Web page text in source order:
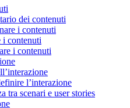
dei contenuti
i contenuti
i contenuti
i contenuti
l’interazione
tra scenari e user stories